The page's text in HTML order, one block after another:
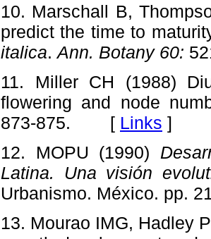
10. Marschall B,
predict the time to
italica. Ann. Botany 60:
11. Miller CH (1988)
flowering and node
873-875. [ Links ]
12. MOPU (1990)
Latina. Una visión
Urbanismo. México.
13. Mourao IMG, Hadley